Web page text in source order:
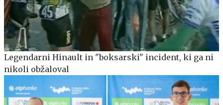
Legendarni Hinault in "boksarski" incident, ki ga ni
nikoli obžaloval